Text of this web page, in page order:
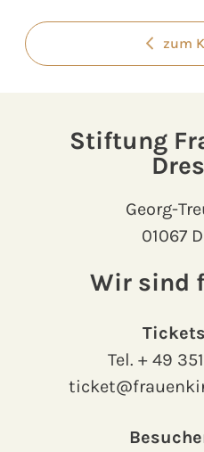
zum
Stiftung
Georg-
01067
Wir sind
Tel. + 49